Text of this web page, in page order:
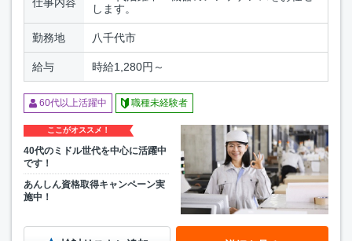
します。
勤務地 八千代市
給与 時給1,280円～
60代以上活躍中 職種未経験者
ここがオススメ！
40代のミドル世代を中心に活躍中
です！
あんしん資格取得キャンペーン実
施中！